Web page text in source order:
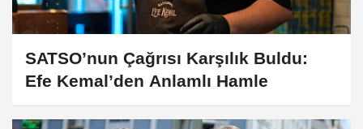
SATSO’nun Çağrısı Karşılık Buldu:
Efe Kemal’den Anlamlı Hamle